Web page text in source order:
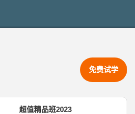
免费试学
超值精品班2023